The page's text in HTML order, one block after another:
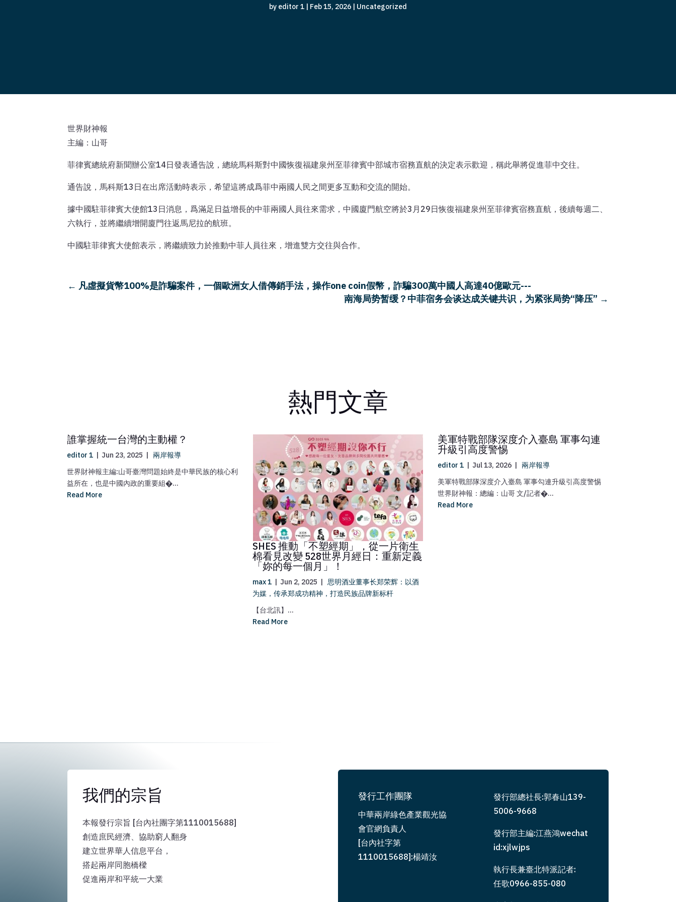
by editor 1 Feb 15, 2026 Uncategorized
世界財神報
主編：山哥
菲律賓總統府新聞辦公室14日發表通告說，總統馬科斯對中國恢復福建泉州至菲律賓中部城市宿務直航的決定表示歡迎，稱此舉將促進菲中交往。
通告說，馬科斯13日在出席活動時表示，希望這將成爲菲中兩國人民之間更多互動和交流的開始。
據中國駐菲律賓大使館13日消息，爲滿足日益增長的中菲兩國人員往來需求，中國廈門航空將於3月29日恢復福建泉州至菲律賓宿務直航，後續每週二、
六執行，並將繼續增開廈門往返馬尼拉的航班。
中國駐菲律賓大使館表示，將繼續致力於推動中菲人員往來，增進雙方交往與合作。
← 凡虛擬貨幣100%是詐騙案件，一個歐洲女人借傳銷手法，操作one coin假幣，詐騙300萬中國人高達40億歐元---
南海局势暂缓？中菲宿务会谈达成关键共识，为紧张局势“降压” →
熱門文章
誰掌握統一台灣的主動權？
editor 1 Jun 23, 2025
兩岸報導
世界財神報主編:山哥臺灣問題始終是中華民族的核心利
益所在，也是中國內政的重要組�...
Read More
SHES 推動「不塑經期」，從一片衛生
棉看見改變 528世界月經日：重新定義
「妳的每一個月」！
max 1 | Jun 2, 2025 | 思明酒业董事长郑荣辉：以酒
为媒，传承郑成功精神，打造民族品牌新标杆
【台北訊】...
Read More
美軍特戰部隊深度介入臺島 軍事勾連
升級引高度警惕
editor 1 Jul 13, 2026
兩岸報導
美軍特戰部隊深度介入臺島 軍事勾連升級引高度警惕
世界財神報：總編：山哥 文/記者�...
Read More
我們的宗旨
本報發行宗旨 [台內社團字第1110015688]
創造庶民經濟、協助窮人翻身
建立世界華人信息平台，
搭起兩岸同胞橋樑
促進兩岸和平統一大業
發行工作團隊
中華兩岸綠色產業觀光協
會官網負責人
[台內社字第
1110015688]:楊靖汝
發行部總社長:郭春山139-
5006-9668
發行部主編:江燕鴻wechat
id:xjlwjps
執行長兼臺北特派記者:
任歌0966-855-080